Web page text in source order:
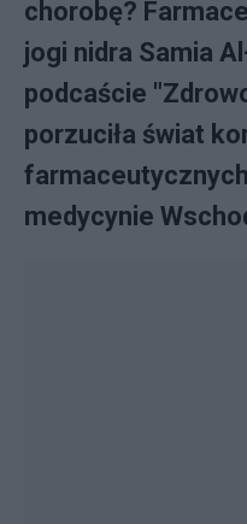
chorobę?
jogi nidra Samia
podcaście
porzuciła świat
medycynie